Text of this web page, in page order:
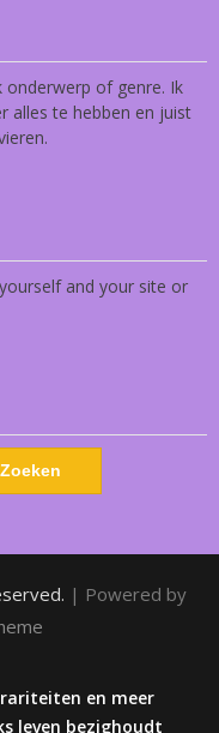
onderwerp of genre. Ik
alles te hebben en juist
and your site or
| Powered by
en meer
leven bezighoudt